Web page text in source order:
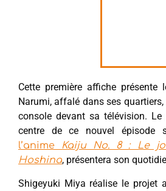
Cette première affiche présente
Narumi, affalé dans ses
console devant sa télévision. Le
centre de ce nouvel épisode
l’anime Kaiju No. 8 : Le
Hoshina, présentera son
Shigeyuki Miya réalise le projet